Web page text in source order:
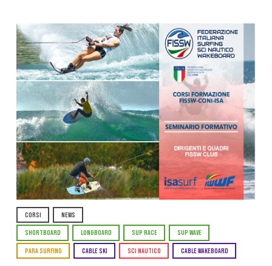
CORSI NEWS
SHORTBOARD LONGBOARD SUP RACE SUP WAVE
PARA SURFING CABLE SKI SCI NAUTICO CABLE WAKEBOARD